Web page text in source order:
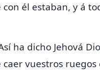
él estaban, y á
ha dicho Jehová
caer vuestros ruegos